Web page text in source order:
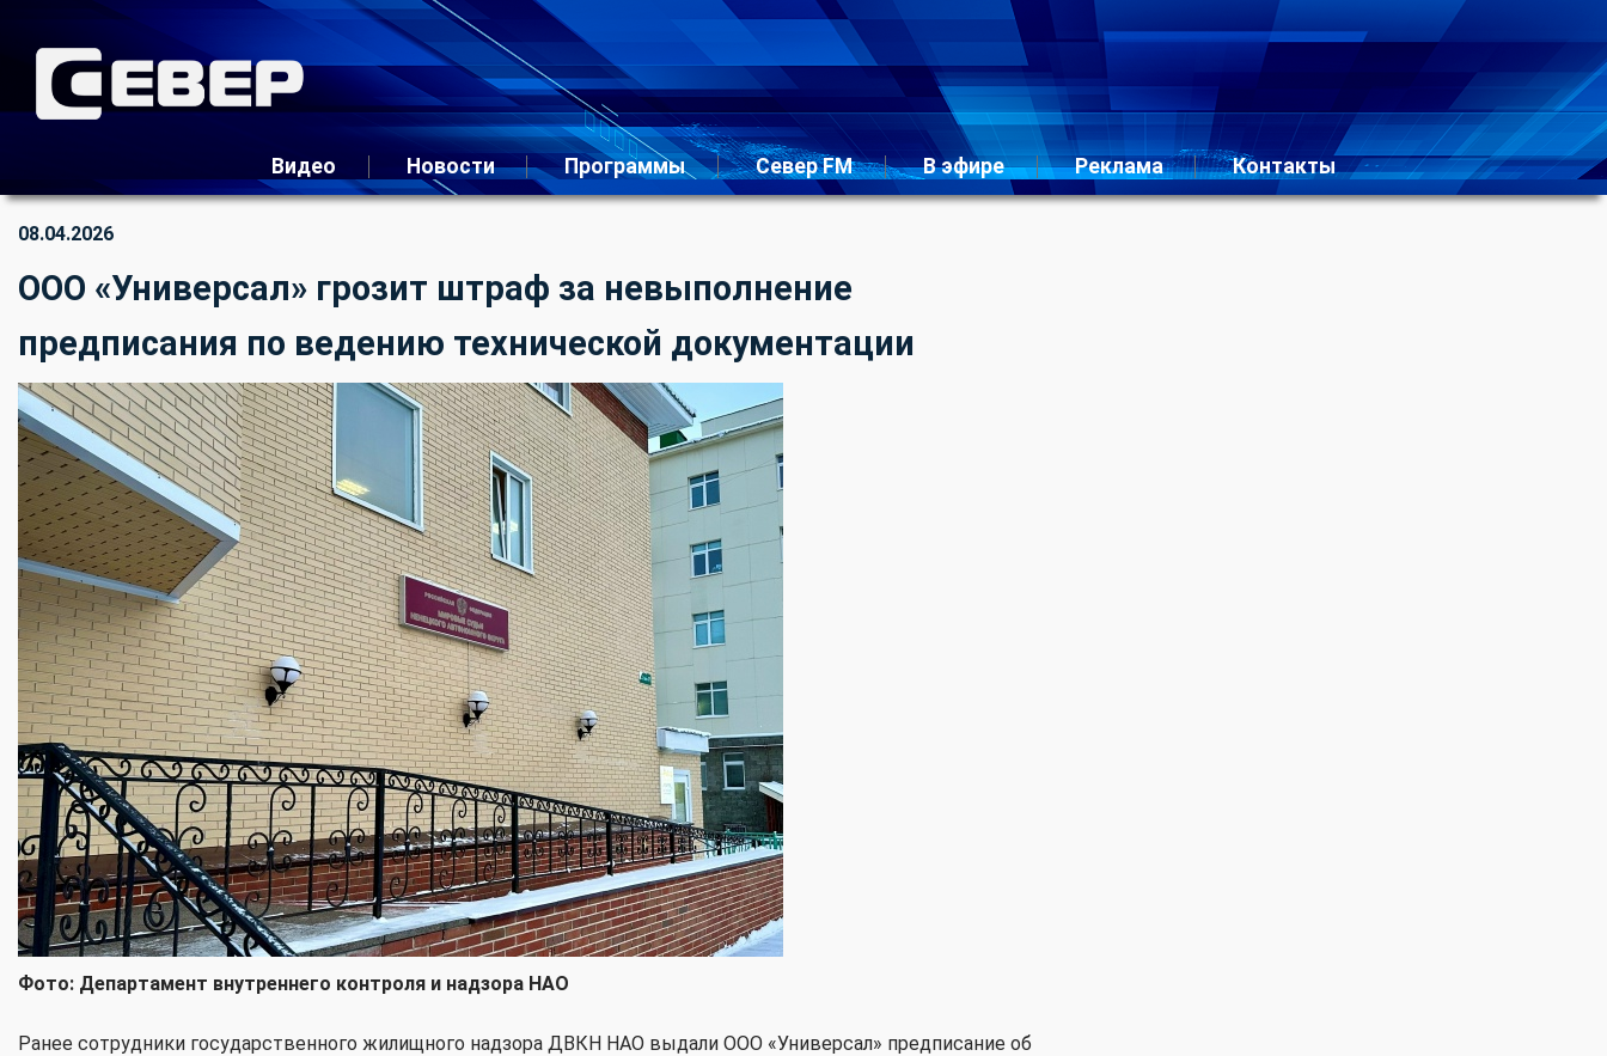
Видео Новости Программы Север FM В эфире Реклама Контакты
08.04.2026
ООО «Универсал» грозит штраф за невыполнение
предписания по ведению технической документации
Фото: Департамент внутреннего контроля и надзора НАО
Ранее сотрудники государственного жилищного надзора ДВКН НАО выдали ООО «Универсал» предписание об